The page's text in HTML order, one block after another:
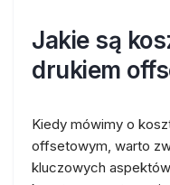
Jakie są
drukiem
Kiedy mówimy o
offsetowym, warto
kluczowych